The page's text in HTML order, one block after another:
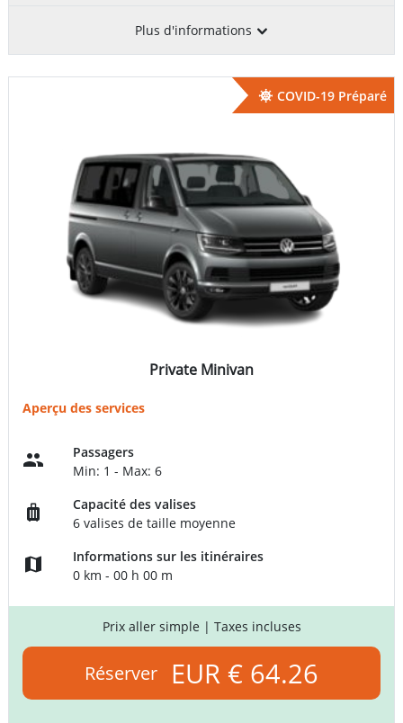
Plus d'informations
COVID-19 Préparé
Private Minivan
Aperçu des services
Passagers
Min: 1 - Max: 6
Capacité des valises
6 valises de taille moyenne
Informations sur les itinéraires
0 km - 00 h 00 m
Prix aller simple | Taxes incluses
Réserver EUR € 64.26